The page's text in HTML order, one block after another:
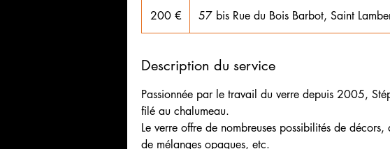
euros
200 € 57 bis Rue du Bois Barbot, Saint
Description du service
Passionnée par le travail du verre depuis 2005,
filé au chalumeau.
Le verre offre de nombreuses possibilités de
de mélanges opaques, etc.